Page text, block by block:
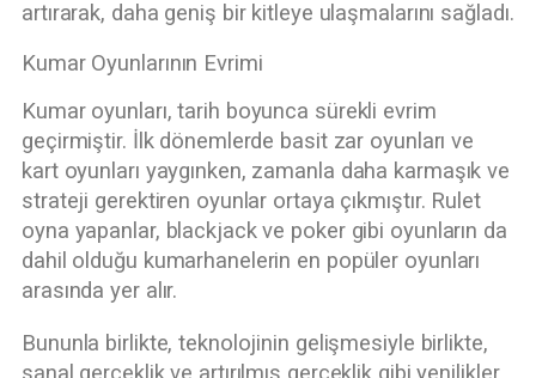
artırarak, daha geniş bir kitleye ulaşmalarını sağladı.
Kumar Oyunlarının Evrimi
Kumar oyunları, tarih boyunca sürekli evrim
geçirmiştir. İlk dönemlerde basit zar oyunları ve
kart oyunları yaygınken, zamanla daha karmaşık ve
strateji gerektiren oyunlar ortaya çıkmıştır. Rulet
oyna yapanlar, blackjack ve poker gibi oyunların da
dahil olduğu kumarhanelerin en popüler oyunları
arasında yer alır.
Bununla birlikte, teknolojinin gelişmesiyle birlikte,
sanal gerçeklik ve artırılmış gerçeklik gibi yenilikler